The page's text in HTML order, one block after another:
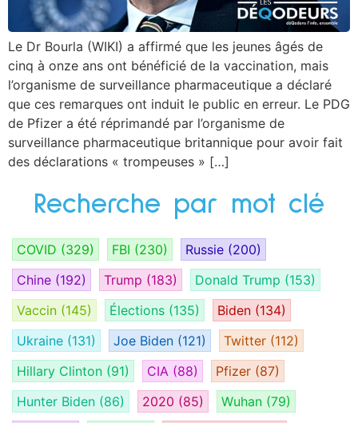
Le Dr Bourla (WIKI) a affirmé que les jeunes âgés de
cinq à onze ans ont bénéficié de la vaccination, mais
l’organisme de surveillance pharmaceutique a déclaré
que ces remarques ont induit le public en erreur. Le PDG
de Pfizer a été réprimandé par l’organisme de
surveillance pharmaceutique britannique pour avoir fait
des déclarations « trompeuses » […]
Recherche par mot clé
COVID (329) FBI (230) Russie (200)
Chine (192) Trump (183) Donald Trump (153)
Vaccin (145) Élections (135) Biden (134)
Ukraine (131) Joe Biden (121) Twitter (112)
Hillary Clinton (91) CIA (88) Pfizer (87)
Hunter Biden (86) 2020 (85) Wuhan (79)